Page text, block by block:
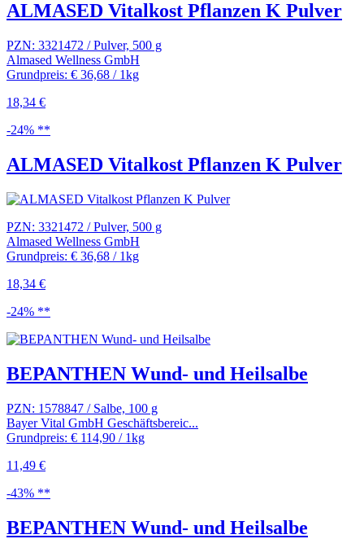
ALMASED Vitalkost Pflanzen K Pulver
PZN: 3321472 / Pulver, 500 g
Almased Wellness GmbH
Grundpreis: € 36,68 / 1kg
18,34 €
-24% **
ALMASED Vitalkost Pflanzen K Pulver
PZN: 3321472 / Pulver, 500 g
Almased Wellness GmbH
Grundpreis: € 36,68 / 1kg
18,34 €
-24% **
BEPANTHEN Wund- und Heilsalbe
PZN: 1578847 / Salbe, 100 g
Bayer Vital GmbH Geschäftsbereic...
Grundpreis: € 114,90 / 1kg
11,49 €
-43% **
BEPANTHEN Wund- und Heilsalbe